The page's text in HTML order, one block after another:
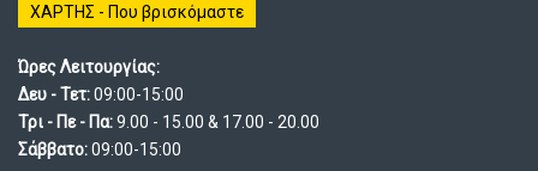
ΧΑΡΤΗΣ - Που βρισκόμαστε
Ώρες Λειτουργίας:
Δευ - Τετ:09:00-15:00
Τρι - Πε - Πα:9.00 - 15.00 & 17.00 - 20.00
Σάββατο:09:00-15:00